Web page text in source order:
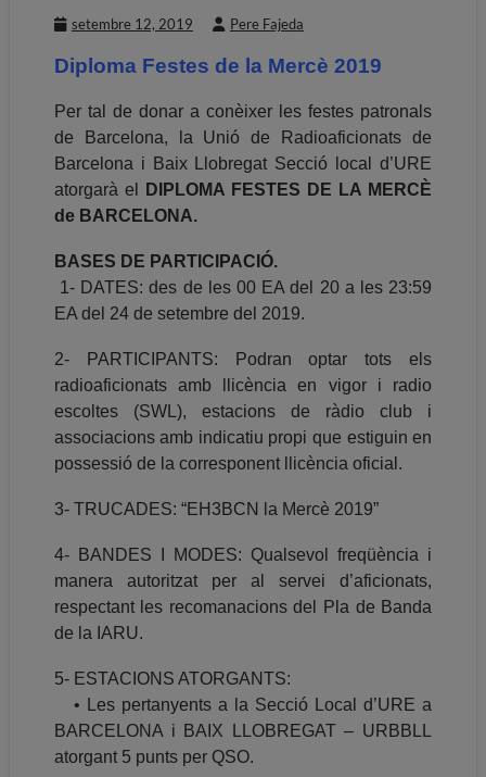
setembre 12, 2019 Pere Fajeda
Diploma Festes de la Mercè 2019
Per tal de donar a conèixer les festes patronals
de Barcelona, la Unió de Radioaficionats de
Barcelona i Baix Llobregat Secció local d’URE
atorgarà el
DIPLOMA FESTES DE LA MERCÈ
de BARCELONA.
BASES DE PARTICIPACIÓ.
1- DATES: des de les 00 EA del 20 a les 23:59
EA del 24 de setembre del 2019.
2- PARTICIPANTS: Podran optar tots els
radioaficionats amb llicència en vigor i radio
escoltes (SWL), estacions de ràdio club i
associacions amb indicatiu propi que estiguin en
possessió de la corresponent llicència oficial.
3- TRUCADES: “EH3BCN la Mercè 2019”
4- BANDES I MODES: Qualsevol freqüència i
manera autoritzat per al servei d’aficionats,
respectant les recomanacions del Pla de Banda
de la IARU.
5- ESTACIONS ATORGANTS:
• Les pertanyents a la Secció Local d’URE a
BARCELONA i BAIX LLOBREGAT – URBBLL
atorgant 5 punts per QSO.